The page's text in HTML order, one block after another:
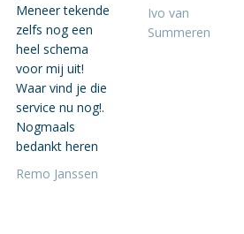
Meneer tekende
zelfs nog een
heel schema
voor mij uit!
Waar vind je die
service nu nog!.
Nogmaals
bedankt heren
Remo Janssen
Ivo van
Summeren